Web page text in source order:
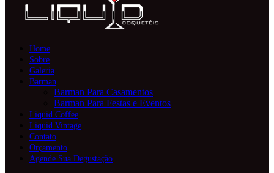
Home
Sobre
Galeria
Barman
Barman Para Casamentos
Barman Para Festas e Eventos
Liquid Coffee
Liquid Vintage
Contato
Orçamento
Agende Sua Degustação